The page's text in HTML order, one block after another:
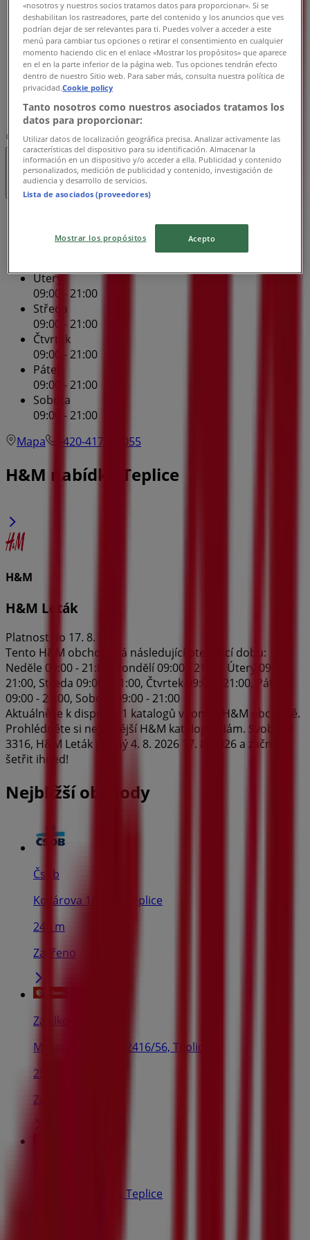
Středa
09:00 - 21:00
Čtvrtek
09:00 - 21:00
Pátek
09:00 - 21:00
09:00 - 21:00
Mapa
+420-417537055
Zavřeno
09:00 - 21:00
Úterý
09:00 - 21:00
Středa
09:00 - 21:00
Čtvrtek
09:00 - 21:00
Pátek
09:00 - 21:00
Sobota
09:00 - 21:00
Mapa
+420-417537055
H&M nabídky Teplice
H&M
H&M Leták
Platnost do 17. 8.
Tento H&M obchod má následující otevírací dobu:
Nedĕle 09:00 - 21:00, Pondĕlí 09:00 - 21:00, Úterý 09:00 -
21:00, Středa 09:00 - 21:00, Čtvrtek 09:00 - 21:00, Pátek
09:00 - 21:00, Sobota 09:00 - 21:00
Aktuálně je k dispozici 1 katalogů v tomto H&M obchodě.
Prohlédněte si nejnovější H&M katalog v Nám. Svobody
3316, H&M Leták platný 4. 8. 2026 17. 8. 2026 a začněte
šetřit ihned!
Nejbližší obchody
Čsob
Kollárova 1629/9, Teplice
248 m
Zavřeno
Zásilkovna
Masarykova třída 2416/56, Teplice
253 m
Zavřeno
Kollárova 2807/8, Teplice
«nosotros y nuestros socios tratamos datos para proporcionar». Si se
deshabilitan los rastreadores, parte del contenido y los anuncios que ves
podrían dejar de ser relevantes para ti. Puedes volver a acceder a este
menú para cambiar tus opciones o retirar el consentimiento en cualquier
momento haciendo clic en el enlace «Mostrar los propósitos» que aparece
en el en la parte inferior de la página web. Tus opciones tendrán efecto
dentro de nuestro Sitio web. Para saber más, consulta nuestra política de
privacidad.Cookie policy
Tanto nosotros como nuestros asociados tratamos los
datos para proporcionar:
Utilizar datos de localización geográfica precisa. Analizar activamente las
características del dispositivo para su identificación. Almacenar la
información en un dispositivo y/o acceder a ella. Publicidad y contenido
personalizados, medición de publicidad y contenido, investigación de
audiencia y desarrollo de servicios.
Lista de asociados (proveedores)
Mostrar los propósitos Acepto